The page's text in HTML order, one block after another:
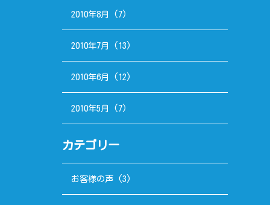
2010年8月 (7)
2010年7月 (13)
2010年6月 (12)
2010年5月 (7)
カテゴリー
お客様の声(3)